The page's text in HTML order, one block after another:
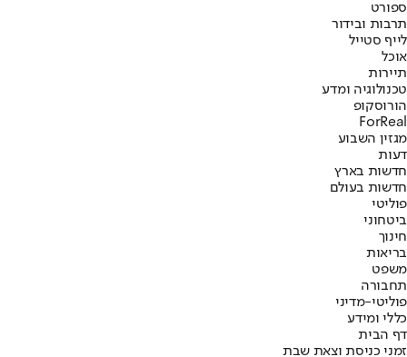
ספורט
תרבות ובידור
לייף סטייל
אוכל
תיירות
טכנולוגיה ומדע
הורוסקופ
ForReal
מגזין השבוע
דעות
חדשות בארץ
חדשות בעולם
פוליטי
ביטחוני
חינוך
בריאות
משפט
תחבורה
פוליטי-מדיני
כללי ומידע
דף הבית
זמני כניסת וצאת שבת